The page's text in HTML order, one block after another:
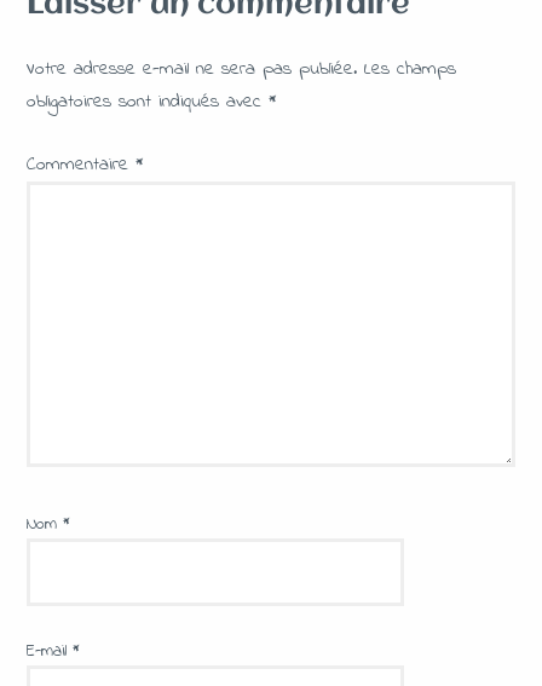
Votre adresse e-mail ne sera pas publiée. Les champs
obligatoires sont indiqués avec*
Commentaire*
Nom*
E-mail*